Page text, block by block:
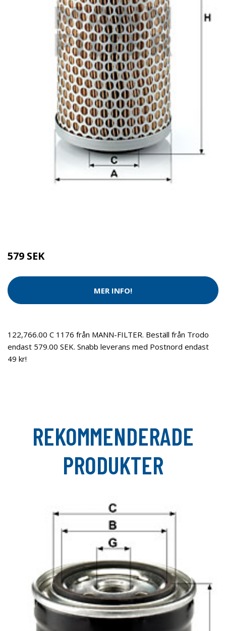
579 SEK
MER INFO!
122,766.00 C 1176 från MANN-FILTER. Beställ från Trodo
endast 579.00 SEK. Snabb leverans med Postnord endast
49 kr!
REKOMMENDERADE
PRODUKTER